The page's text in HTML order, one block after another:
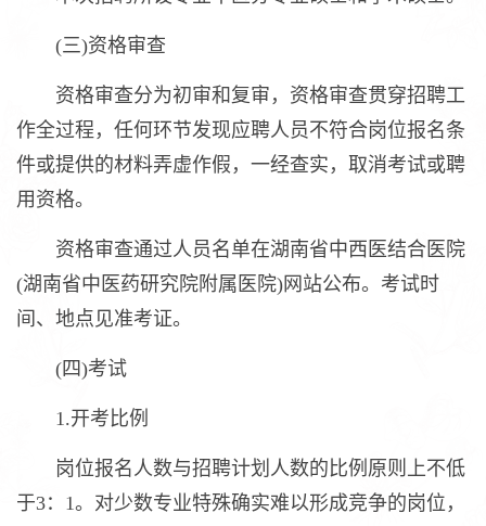
(三)资格审查
资格审查分为初审和复审，资格审查贯穿招聘工
作全过程，任何环节发现应聘人员不符合岗位报名条
件或提供的材料弄虚作假，一经查实，取消考试或聘
用资格。
资格审查通过人员名单在湖南省中西医结合医院
(湖南省中医药研究院附属医院)网站公布。考试时
间、地点见准考证。
(四)考试
1.开考比例
岗位报名人数与招聘计划人数的比例原则上不低
于3：1。对少数专业特殊确实难以形成竞争的岗位，